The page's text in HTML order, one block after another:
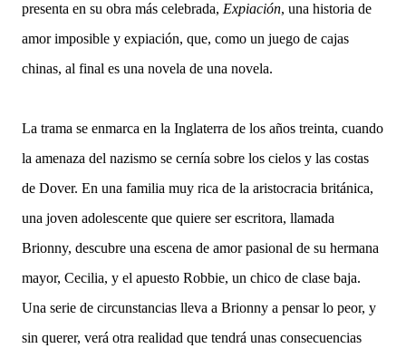
presenta en su obra más celebrada, Expiación, una historia de
amor imposible y expiación, que, como un juego de cajas
chinas, al final es una novela de una novela.
La trama se enmarca en la Inglaterra de los años treinta, cuando
la amenaza del nazismo se cernía sobre los cielos y las costas
de Dover. En una familia muy rica de la aristocracia británica,
una joven adolescente que quiere ser escritora, llamada
Brionny, descubre una escena de amor pasional de su hermana
mayor, Cecilia, y el apuesto Robbie, un chico de clase baja.
Una serie de circunstancias lleva a Brionny a pensar lo peor, y
sin querer, verá otra realidad que tendrá unas consecuencias